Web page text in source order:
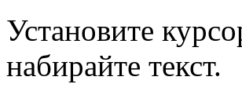
Установите
набирайте текст.